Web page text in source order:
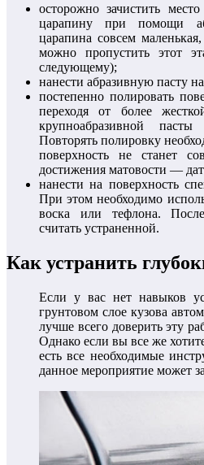
осторожно зачистить
царапину при помощи
царапина совсем
можно пропустить этот
следующему);
нанести абразивную пасту
постепенно полировать
переходя от более
крупноабразивной
Повторять полировку
поверхность не станет
достижения матовости —
нанести на поверхность
При этом необходимо
воска или тефлона.
считать устраненной.
Как устранить
Если у вас нет навыков
грунтовом слое кузова
лучше всего доверить эту
Однако если вы все же
есть все необходимые
данное мероприятие может